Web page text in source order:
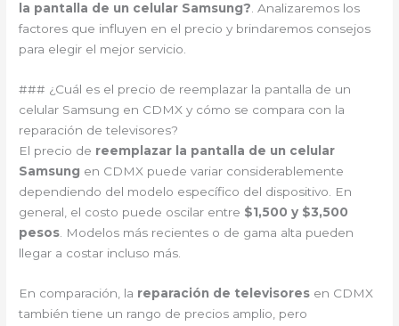
la pantalla de un celular Samsung?. Analizaremos los
factores que influyen en el precio y brindaremos consejos
para elegir el mejor servicio.
### ¿Cuál es el precio de reemplazar la pantalla de un
celular Samsung en CDMX y cómo se compara con la
reparación de televisores?
El precio de reemplazar la pantalla de un celular
Samsung en CDMX puede variar considerablemente
dependiendo del modelo específico del dispositivo. En
general, el costo puede oscilar entre $1,500 y $3,500
pesos . Modelos más recientes o de gama alta pueden
llegar a costar incluso más.
En comparación, la reparación de televisores en CDMX
también tiene un rango de precios amplio, pero